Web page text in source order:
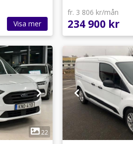
Visa mer
fr. 3 806 kr/mån
234 900 kr
22
1